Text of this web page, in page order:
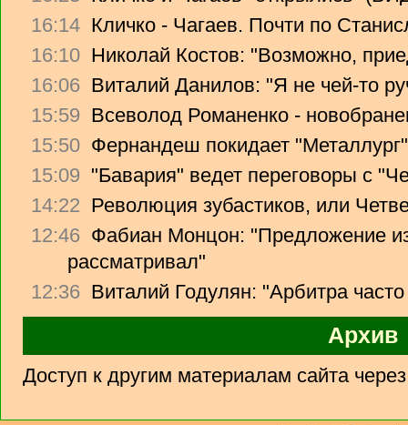
16:14 Кличко - Чагаев. Почти по
16:10 Николай Костов: "Возможно,
16:06 Виталий Данилов: "Я не чей-то
15:59 Всеволод Романенко -
15:50 Фернандеш покидает "Металлург"
15:09 "Бавария" ведет переговоры с
14:22 Революция зубастиков, или
12:46 Фабиан Монцон: "Предложение
рассматривал"
12:36 Виталий Годулян: "Арбитра
Архив
Доступ к другим материалам сайта